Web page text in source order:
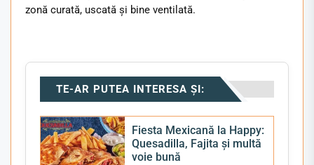
zonă curată, uscată și bine ventilată.
TE-AR PUTEA INTERESA ȘI:
Fiesta Mexicană la Happy:
Quesadilla, Fajita și multă
voie bună